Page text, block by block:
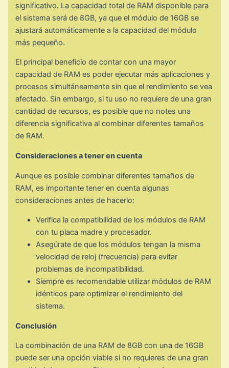
significativo. La capacidad total de RAM disponible para
el sistema será de 8GB, ya que el módulo de 16GB se
ajustará automáticamente a la capacidad del módulo
más pequeño.
El principal beneficio de contar con una mayor
capacidad de RAM es poder ejecutar más aplicaciones y
procesos simultáneamente sin que el rendimiento se vea
afectado. Sin embargo, si tu uso no requiere de una gran
cantidad de recursos, es posible que no notes una
diferencia significativa al combinar diferentes tamaños
de RAM.
Consideraciones a tener en cuenta
Aunque es posible combinar diferentes tamaños de
RAM, es importante tener en cuenta algunas
consideraciones antes de hacerlo:
Verifica la compatibilidad de los módulos de RAM
con tu placa madre y procesador.
Asegúrate de que los módulos tengan la misma
velocidad de reloj (frecuencia) para evitar
problemas de incompatibilidad.
Siempre es recomendable utilizar módulos de RAM
idénticos para optimizar el rendimiento del
sistema.
Conclusión
La combinación de una RAM de 8GB con una de 16GB
puede ser una opción viable si no requieres de una gran